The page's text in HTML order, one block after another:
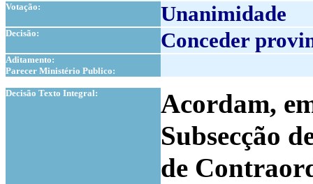
Votação: Unanimidade
Decisão: Conceder
Aditamento:
Parecer Ministério Publico:
Decisão Texto Integral:
Acordam,
Subsecção
de